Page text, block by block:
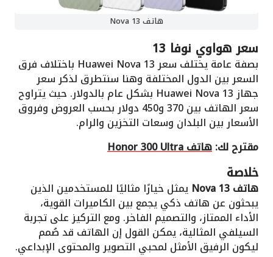
هاتف Nova 13
سعر هواوي نوفا 13
بصفة عامة يختلف سعر Huawei Nova 13 باختلاف فرق
السعر بين الدول المختلفة وهنا سنتطرق لذكر سعر
جهاز Huawei Nova 13 بشكل عام بالدولار. حيث يتراوح
سعر الهاتف بين 370 و450 دولار بحسب العروض وفروق
الأسعار بين البلدان وسعات التخزين والرام.
مقترح لك:هاتف Honor 300 Ultra
خلاصة
هاتف Nova 13 يمثل خيارًا مثاليًا للمستخدمين الذين
يبحثون عن هاتف ذكي يجمع بين الكاميرات القوية،
الأداء الممتاز، والتصميم الفاخر. ومع التركيز على تجربة
السيلفي المثالية، يمكن القول إن الهاتف قد صُمم
ليكون الرفيق الأمثل لمحبي التصوير والمحتوى الإبداعي.